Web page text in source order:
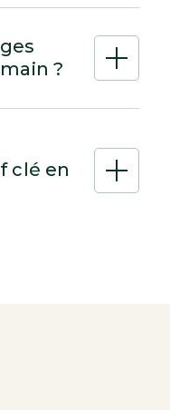
?
clé en